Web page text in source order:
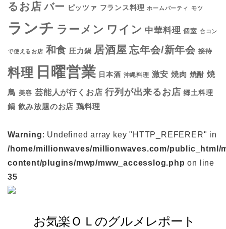
るお店 バー ピッツァ フランス料理 ホームパーティ モツ
ランチ ラーメン ワイン 中華料理 個室 合コン
で使えるお店 和食 圧力鍋 居酒屋 忘年会/新年会 接待
料理 日曜営業 日本酒 沖縄料理 激安 焼肉 焼酎 焼
鳥 美容 芸能人が行くお店 行列が出来るお店 郷土料理
鍋 飲み放題のお店 鶏料理
Warning: Undefined array key "HTTP_REFERER" in
/home/millionwaves/millionwaves.com/public_html/
content/plugins/mwp/mww_accesslog.php on line
35